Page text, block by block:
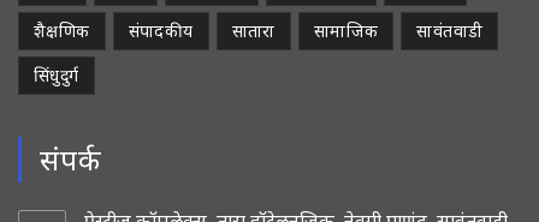
शैक्षणिक
संपादकीय सातारा सामाजिक
सावंतवाडी
सिंधुदुर्ग
संपर्क